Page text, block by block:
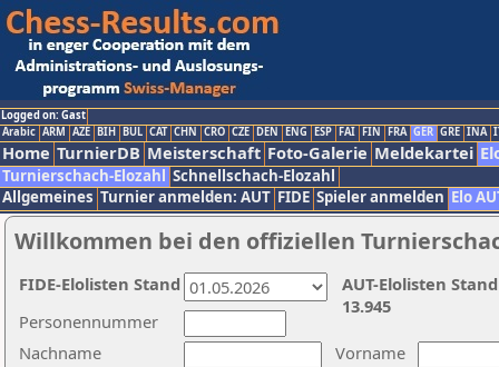
Logged on: Gast
Arabic ARM AZE BIH BUL CAT CHN CRO CZE DEN ENG ESP FAI FIN FRA GER GRE INA
Home TurnierDB Meisterschaft Foto-Galerie Meldekartei
Turnierschach-Elozahl Schnellschach-Elozahl
Allgemeines Turnier anmelden: AUT FIDE Spieler anmelden Elo
Willkommen bei den offiziellen
Nachname
Vorname
Personennummer
AUT-Elolisten
13.945
FIDE-Elolisten Stand